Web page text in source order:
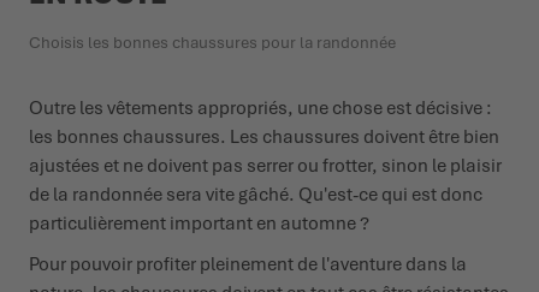
Choisis les bonnes chaussures pour la randonnée
Outre les vêtements appropriés, une chose est décisive :
les bonnes chaussures. Les chaussures doivent être bien
ajustées et ne doivent pas serrer ou frotter, sinon le plaisir
de la randonnée sera vite gâché. Qu'est-ce qui est donc
particulièrement important en automne ?
Pour pouvoir profiter pleinement de l'aventure dans la